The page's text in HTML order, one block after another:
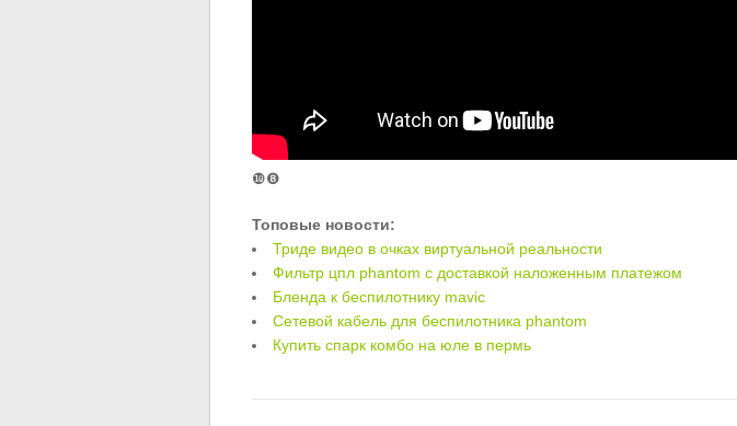
❿❽
Топовые новости:
Триде видео в очках виртуальной реальности
Фильтр цпл phantom с доставкой наложенным платежом
Бленда к беспилотнику mavic
Сетевой кабель для беспилотника phantom
Купить спарк комбо на юле в пермь